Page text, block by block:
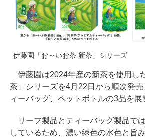
伊藤園「お～いお茶 新茶」シリーズ
伊藤園は2024年産の新茶を使用し
茶」シリーズを4月22日から順次発
ィーバッグ、ペットボトルの3品を展
リーフ製品とティーバッグ製品で
しているため、濃い緑色の水色と旨